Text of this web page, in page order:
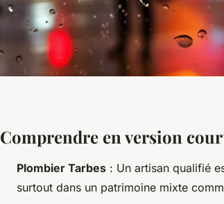
Comprendre en version
Plombier Tarbes : Un artisan qualifié
surtout dans un patrimoine mixte